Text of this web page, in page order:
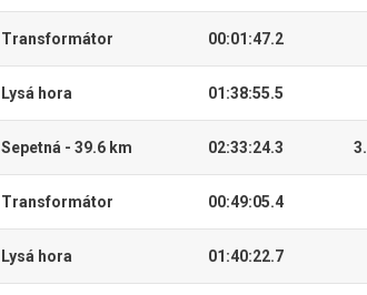
Transformátor 00:01:47.2
Lysá hora 01:38:55.5
Sepetná - 39.6 km 02:33:24.3 3.
Transformátor 00:49:05.4
Lysá hora 01:40:22.7